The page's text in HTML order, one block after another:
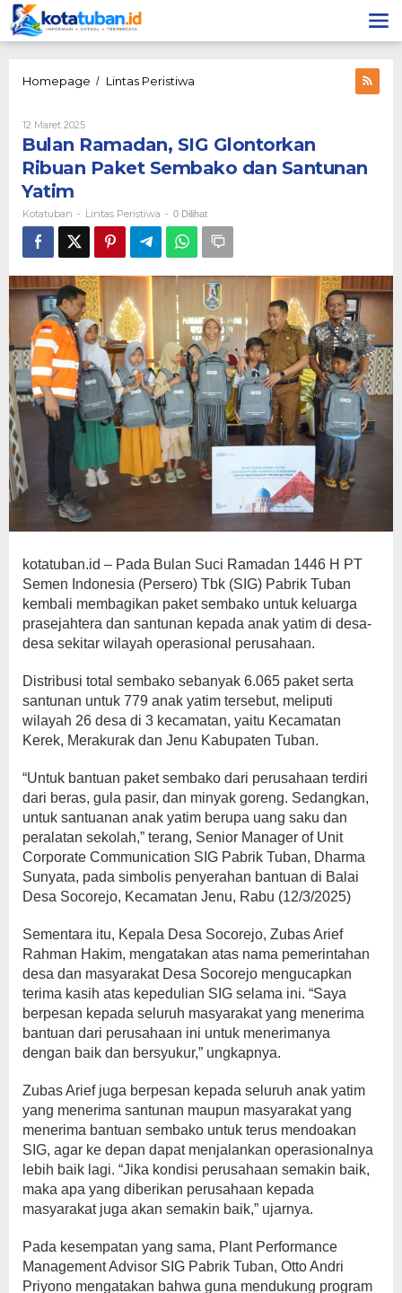
Lewati
ke
konten
Homepage / Lintas Peristiwa
Ribuan
Paket
Sembako
Santunan
Yatim
12 Maret 2025Oleh
Kotatuban
Bulan Ramadan, SIG Glontorkan
Ribuan Paket Sembako dan Santunan
Yatim
Kotatuban - Lintas Peristiwa - 0 Dilihat
kotatuban.id – Pada Bulan Suci Ramadan 1446 H PT
Semen Indonesia (Persero) Tbk (SIG) Pabrik Tuban
kembali membagikan paket sembako untuk keluarga
prasejahtera dan santunan kepada anak yatim di desa-
desa sekitar wilayah operasional perusahaan.
Distribusi total sembako sebanyak 6.065 paket serta
santunan untuk 779 anak yatim tersebut, meliputi
wilayah 26 desa di 3 kecamatan, yaitu Kecamatan
Kerek, Merakurak dan Jenu Kabupaten Tuban.
“Untuk bantuan paket sembako dari perusahaan terdiri
dari beras, gula pasir, dan minyak goreng. Sedangkan,
untuk santuanan anak yatim berupa uang saku dan
peralatan sekolah,” terang, Senior Manager of Unit
Corporate Communication SIG Pabrik Tuban, Dharma
Sunyata, pada simbolis penyerahan bantuan di Balai
Desa Socorejo, Kecamatan Jenu, Rabu (12/3/2025)
Sementara itu, Kepala Desa Socorejo, Zubas Arief
Rahman Hakim, mengatakan atas nama pemerintahan
desa dan masyarakat Desa Socorejo mengucapkan
terima kasih atas kepedulian SIG selama ini. “Saya
berpesan kepada seluruh masyarakat yang menerima
bantuan dari perusahaan ini untuk menerimanya
dengan baik dan bersyukur,” ungkapnya.
Zubas Arief juga berpesan kepada seluruh anak yatim
yang menerima santunan maupun masyarakat yang
menerima bantuan sembako untuk terus mendoakan
SIG, agar ke depan dapat menjalankan operasionalnya
lebih baik lagi. “Jika kondisi perusahaan semakin baik,
maka apa yang diberikan perusahaan kepada
masyarakat juga akan semakin baik,” ujarnya.
Pada kesempatan yang sama, Plant Performance
Management Advisor SIG Pabrik Tuban, Otto Andri
Priyono mengatakan bahwa guna mendukung program